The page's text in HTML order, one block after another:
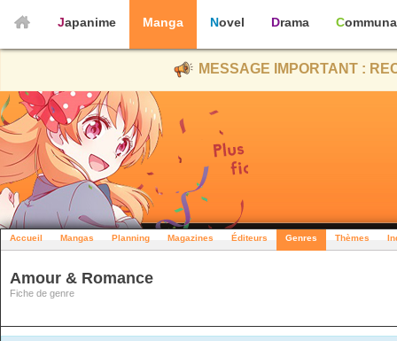
Japanime Manga Novel Drama
MESSAGE IMPORTANT :
Accueil Mangas Planning Magazines Éditeurs Genres Thèmes
Amour & Romance
Fiche de genre